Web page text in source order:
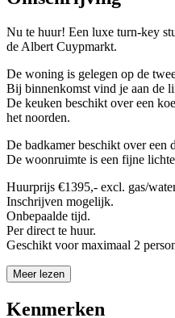
Nu te huur! Een luxe turn-key
de Albert Cuypmarkt.
De woning is gelegen op de
Bij binnenkomst vind je aan de
De keuken beschikt over een
het noorden.
De badkamer beschikt over een
De woonruimte is een fijne
Huurprijs €1395,- excl. gas/
Inschrijven mogelijk.
Onbepaalde tijd.
Per direct te huur.
Geschikt voor maximaal 2
Meer lezen
Kenmerken